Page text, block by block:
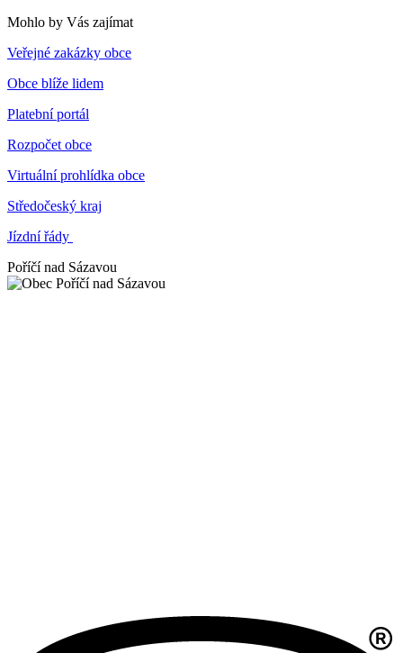
Mohlo by Vás zajímat
Veřejné zakázky obce
Obce blíže lidem
Platební portál
Rozpočet obce
Virtuální prohlídka obce
Středočeský kraj
Jízdní řády
Poříčí nad Sázavou